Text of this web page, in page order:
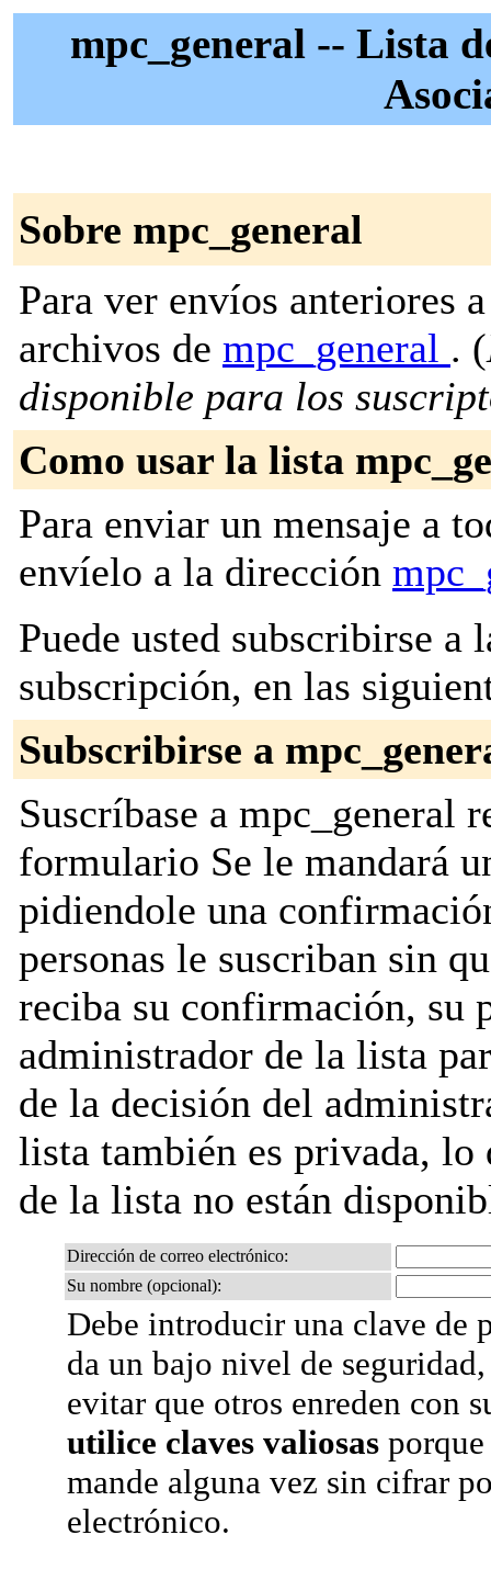
mpc_general -- Lista
Sobre mpc_general
Para ver envíos anteriores
archivos de mpc_general . (
disponible para los
Como usar la lista
Para enviar un mensaje a
envíelo a la dirección
Puede usted subscribirse a
subscripción, en las
Subscribirse a
Suscríbase a mpc_general
formulario Se le mandará
pidiendole una
personas le suscriban sin
reciba su confirmación, su
administrador de la lista
de la decisión del
lista también es privada,
de la lista no están
Dirección de correo electrónico:
Su nombre (opcional):
Debe introducir una clave de
da un bajo nivel de
evitar que otros enreden con
utilice claves valiosas
mande alguna vez sin cifrar
electrónico.